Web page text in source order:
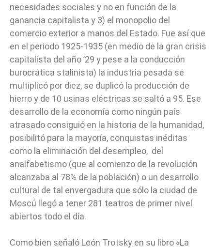
necesidades sociales y no en función de la
ganancia capitalista y 3) el monopolio del
comercio exterior a manos del Estado. Fue así que
en el periodo 1925-1935 (en medio de la gran crisis
capitalista del año ’29 y pese a la conducción
burocrática stalinista) la industria pesada se
multiplicó por diez, se duplicó la producción de
hierro y de 10 usinas eléctricas se saltó a 95. Ese
desarrollo de la economía como ningún país
atrasado consiguió en la historia de la humanidad,
posibilitó para la mayoría, conquistas inéditas
como la eliminación del desempleo, del
analfabetismo (que al comienzo de la revolución
alcanzaba al 78% de la población) o un desarrollo
cultural de tal envergadura que sólo la ciudad de
Moscú llegó a tener 281 teatros de primer nivel
abiertos todo el día.
Como bien señaló León Trotsky en su libro «La